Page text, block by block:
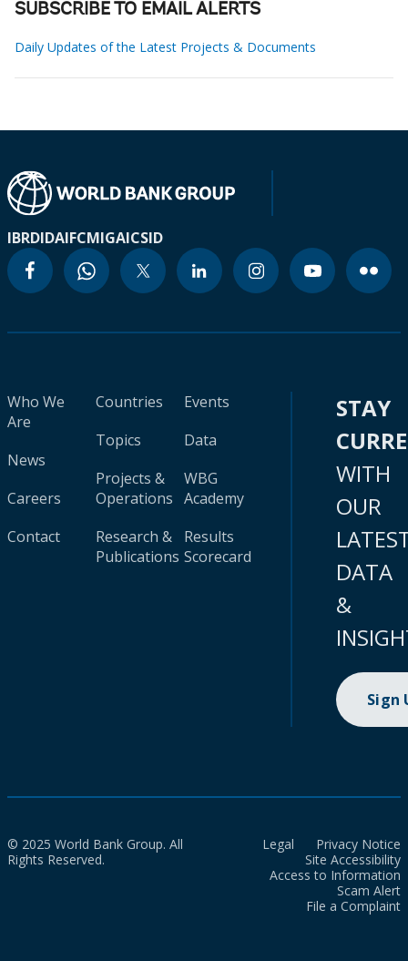
SUBSCRIBE TO EMAIL ALERTS
Daily Updates of the Latest Projects & Documents
IBRDIDAIFCMIGAICSID
Who We
Are
News
Careers
Contact
Countries
Topics
Projects &
Operations
Research &
Publications
Events
Data
WBG
Academy
Results
Scorecard
STAY
WITH
OUR
DATA
&
Sign
© 2025 World Bank Group. All
Rights Reserved.
Legal
Privacy Notice
Site Accessibility
Access to Information
Scam Alert
File a Complaint